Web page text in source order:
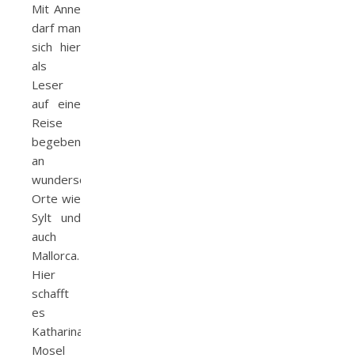
Mit Anne
darf man
sich hier
als
Leser
auf eine
Reise
begeben,
an
wunderschöne
Orte wie
Sylt und
auch
Mallorca.
Hier
schafft
es
Katharina
Mosel